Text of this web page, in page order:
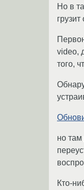
Но в
video,
того,
но там
Кто-